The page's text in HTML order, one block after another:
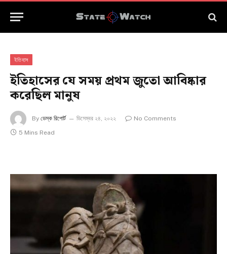
ইতিহাস
ইতিহাসের যে সময় প্রথম জুতো আবিষ্কার
করেছিল মানুষ
By ডেস্ক রিপোর্ট ডিসেম্বর ২৪, ২০২২
No Comments
5 Mins Read